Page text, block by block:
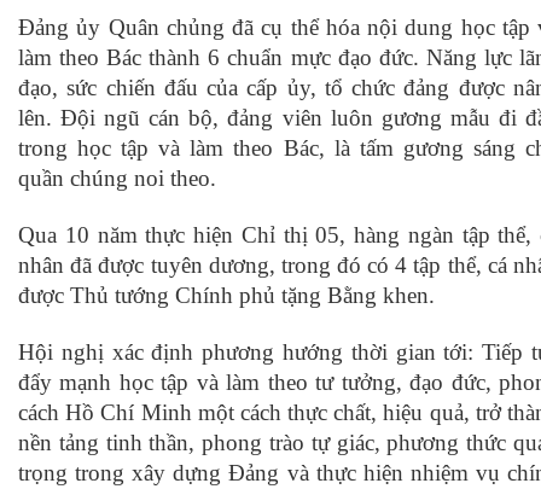
Đảng ủy Quân chủng đã cụ thể hóa nội dung học tập
làm theo Bác thành 6 chuẩn mực đạo đức. Năng lực
đạo, sức chiến đấu của cấp ủy, tổ chức đảng được
lên. Đội ngũ cán bộ, đảng viên luôn gương mẫu đi
trong học tập và làm theo Bác, là tấm gương sáng
quần chúng noi theo.
Qua 10 năm thực hiện Chỉ thị 05, hàng ngàn tập thể,
nhân đã được tuyên dương, trong đó có 4 tập thể, cá
được Thủ tướng Chính phủ tặng Bằng khen.
Hội nghị xác định phương hướng thời gian tới: Tiếp
đẩy mạnh học tập và làm theo tư tưởng, đạo đức,
cách Hồ Chí Minh một cách thực chất, hiệu quả, trở
nền tảng tinh thần, phong trào tự giác, phương thức
trọng trong xây dựng Đảng và thực hiện nhiệm vụ